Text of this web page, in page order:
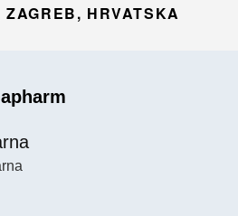
HRVATSKA